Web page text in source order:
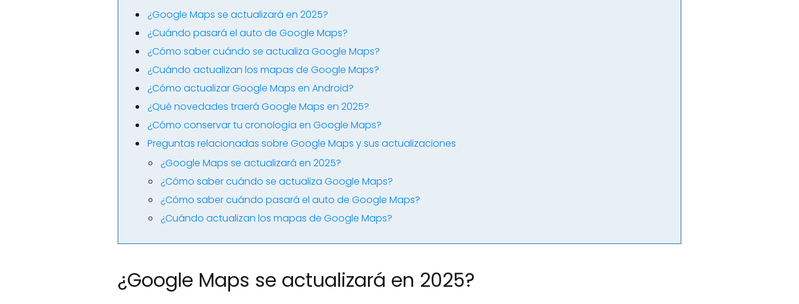
¿Google Maps se actualizará en 2025?
¿Cuándo pasará el auto de Google Maps?
¿Cómo saber cuándo se actualiza Google Maps?
¿Cuándo actualizan los mapas de Google Maps?
¿Cómo actualizar Google Maps en Android?
¿Qué novedades traerá Google Maps en 2025?
¿Cómo conservar tu cronología en Google Maps?
Preguntas relacionadas sobre Google Maps y sus actualizaciones
¿Google Maps se actualizará en 2025?
¿Cómo saber cuándo se actualiza Google Maps?
¿Cómo saber cuándo pasará el auto de Google Maps?
¿Cuándo actualizan los mapas de Google Maps?
¿Google Maps se actualizará en 2025?